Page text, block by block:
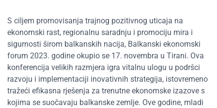
S ciljem promovisanja trajnog pozitivnog uticaja na
ekonomski rast, regionalnu saradnju i promociju mira i
sigurnosti širom balkanskih nacija, Balkanski ekonomski
forum 2023. godine okupio se 17. novembra u Tirani. Ova
konferencija velikih razmjera igra vitalnu ulogu u podršci
razvoju i implementaciji inovativnih strategija, istovremeno
tražeći efikasna rješenja za trenutne ekonomske izazove s
kojima se suočavaju balkanske zemlje. Ove godine, mladi